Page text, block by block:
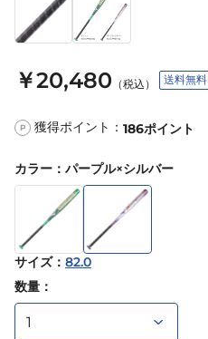
￥20,480 （税込） 送料無料
P 獲得ポイント： 186ポイント
カラー ： パープル×シルバー
サイズ： 82.0
数量：